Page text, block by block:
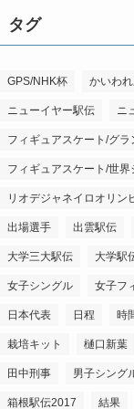
タグ
GPS/NHK杯 かいわ
ニューイヤー駅伝 ニ
フィギュアスケート/グ
フィギュアスケート/世界
リオデジャネイロオリン
出場選手 出雲駅伝
大学三大駅伝 大学駅
女子シングル 女子フ
日本代表 日程 時
栽培キット 樋口新葉
田中刑事 男子シング
箱根駅伝2017 結果